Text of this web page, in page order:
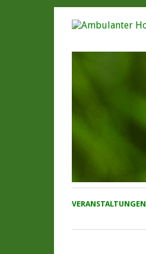
VERANSTALTUNGEN